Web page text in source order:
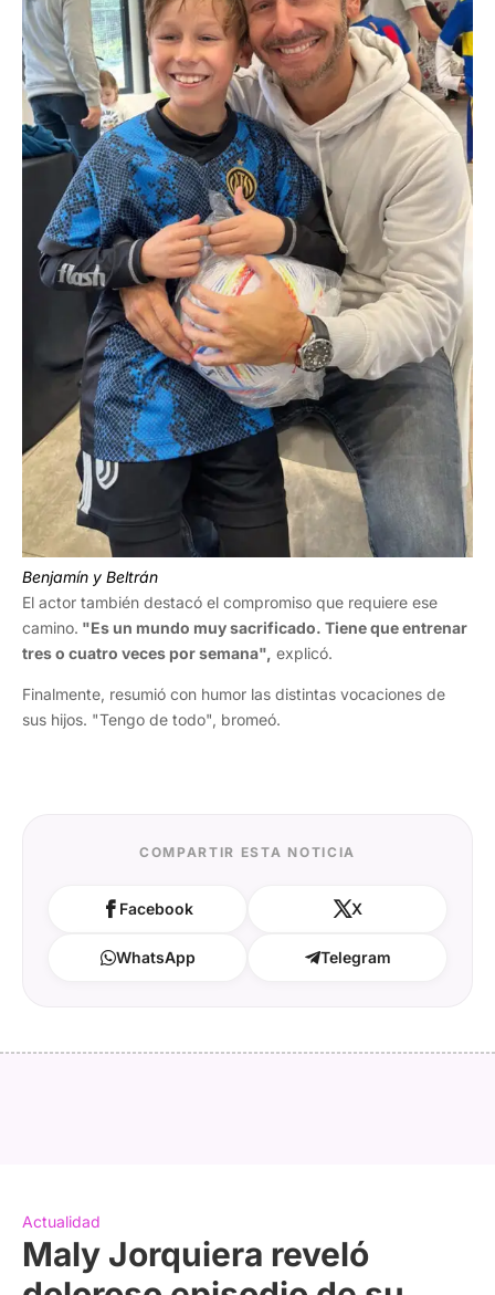
Benjamín y Beltrán
El actor también destacó el compromiso que requiere ese
camino. "Es un mundo muy sacrificado. Tiene que entrenar
tres o cuatro veces por semana", explicó.
Finalmente, resumió con humor las distintas vocaciones de
sus hijos. "Tengo de todo", bromeó.
COMPARTIR ESTA NOTICIA
Facebook X
WhatsApp Telegram
Actualidad
Maly Jorquiera reveló